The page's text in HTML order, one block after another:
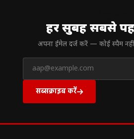
हर सुबह सबसे
अपना ईमेल दर्ज करें — कोई स्पैम
सब्सक्राइब करें